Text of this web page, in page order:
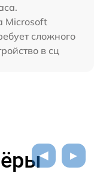
Microsoft
сложного
в сц